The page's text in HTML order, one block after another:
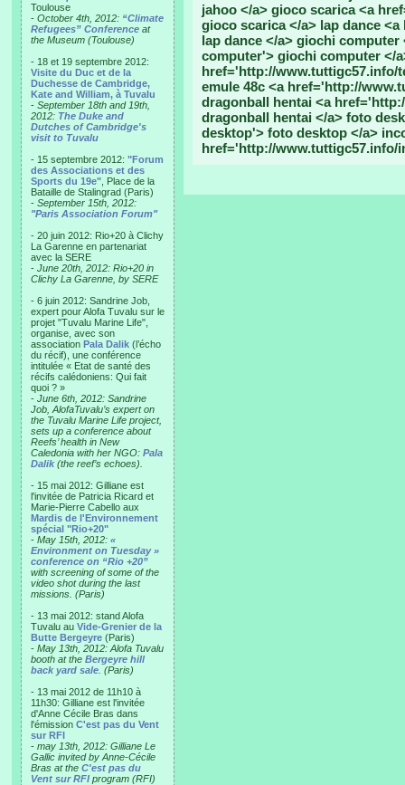
Toulouse
- October 4th, 2012: “Climate
Refugees” Conference at
the Museum (Toulouse)
- 18 et 19 septembre 2012:
Visite du Duc et de la
Duchesse de Cambridge,
Kate and William, à Tuvalu
- September 18th and 19th,
2012: The Duke and
Dutches of Cambridge's
visit to Tuvalu
- 15 septembre 2012: "Forum
des Associations et des
Sports du 19e" , Place de la
Bataille de Stalingrad (Paris)
- September 15th, 2012:
"Paris Association Forum"
- 20 juin 2012: Rio+20 à Clichy
La Garenne en partenariat
avec la SERE
- June 20th, 2012: Rio+20 in
Clichy La Garenne, by SERE
- 6 juin 2012: Sandrine Job,
expert pour Alofa Tuvalu sur le
projet "Tuvalu Marine Life",
organise, avec son
association Pala Dalik (l’écho
du récif), une conférence
intitulée « Etat de santé des
récifs calédoniens: Qui fait
quoi ? »
- June 6th, 2012: Sandrine
Job, AlofaTuvalu’s expert on
the Tuvalu Marine Life project,
sets up a conference about
Reefs’ health in New
Caledonia with her NGO: Pala
Dalik (the reef’s echoes).
- 15 mai 2012: Gilliane est
l'invitée de Patricia Ricard et
Marie-Pierre Cabello aux
Mardis de l'Environnement
spécial "Rio+20"
- May 15th, 2012: «
Environment on Tuesday »
conference on “Rio +20”
with screening of some of the
video shot during the last
missions. (Paris)
- 13 mai 2012: stand Alofa
Tuvalu au Vide-Grenier de la
Butte Bergeyre (Paris)
- May 13th, 2012: Alofa Tuvalu
booth at the Bergeyre hill
back yard sale . (Paris)
- 13 mai 2012 de 11h10 à
11h30: Gilliane est l'invitée
d'Anne Cécile Bras dans
l'émission C'est pas du Vent
sur RFI
- may 13th, 2012: Gilliane Le
Gallic invited by Anne-Cécile
Bras at the C'est pas du
Vent sur RFI program (RFI)
jahoo </a> gioco scarica <a
gioco scarica </a> lap dance
lap dance </a> giochi
computer'> giochi computer </
href='http://www.tuttigc57.info/
emule 48c <a href='http://
dragonball hentai <a
dragonball hentai </a> foto
desktop'> foto desktop </a>
href='http://www.tuttigc57.info/